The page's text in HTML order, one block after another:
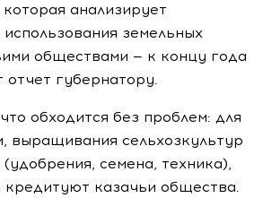
анализирует
земельных
обществами — к концу года
отчет губернатору.
обходится без проблем: для
выращивания сельхозкультур
семена, техника),
кредитуют казачьи общества.